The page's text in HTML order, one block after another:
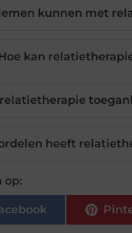
kunnen met
kan
heeft
op: